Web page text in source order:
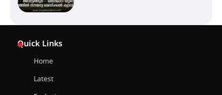
Quick Links
Home
Latest